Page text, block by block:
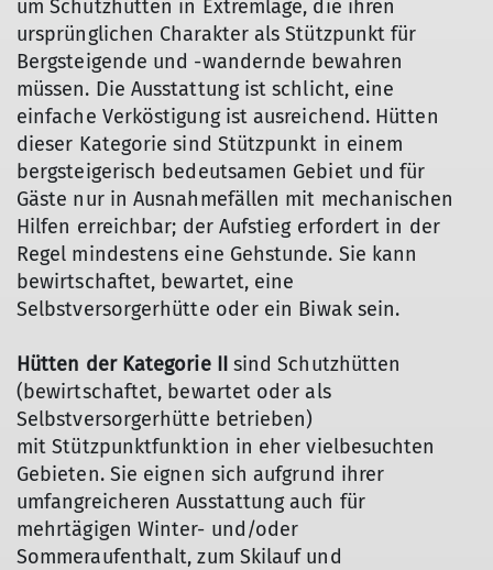
um Schutzhütten in Extremlage, die ihren
ursprünglichen Charakter als Stützpunkt für
Bergsteigende und -wandernde bewahren
müssen. Die Ausstattung ist schlicht, eine
einfache Verköstigung ist ausreichend. Hütten
dieser Kategorie sind Stützpunkt in einem
bergsteigerisch bedeutsamen Gebiet und für
Gäste nur in Ausnahmefällen mit mechanischen
Hilfen erreichbar; der Aufstieg erfordert in der
Regel mindestens eine Gehstunde. Sie kann
bewirtschaftet, bewartet, eine
Selbstversorgerhütte oder ein Biwak sein.
Hütten der Kategorie II sind Schutzhütten
(bewirtschaftet, bewartet oder als
Selbstversorgerhütte betrieben)
mit Stützpunktfunktion in eher vielbesuchten
Gebieten. Sie eignen sich aufgrund ihrer
umfangreicheren Ausstattung auch für
mehrtägigen Winter- und/oder
Sommeraufenthalt, zum Skilauf und